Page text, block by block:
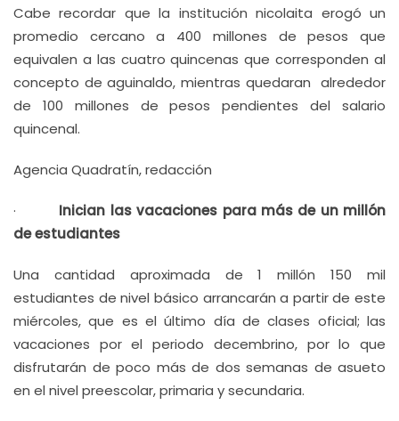
Cabe recordar que la institución nicolaita erogó un
promedio cercano a 400 millones de pesos que
equivalen a las cuatro quincenas que corresponden al
concepto de aguinaldo, mientras quedaran alrededor
de 100 millones de pesos pendientes del salario
quincenal.
Agencia Quadratín, redacción
· Inician las vacaciones para más de un millón
de estudiantes
Una cantidad aproximada de 1 millón 150 mil
estudiantes de nivel básico arrancarán a partir de este
miércoles, que es el último día de clases oficial; las
vacaciones por el periodo decembrino, por lo que
disfrutarán de poco más de dos semanas de asueto
en el nivel preescolar, primaria y secundaria.